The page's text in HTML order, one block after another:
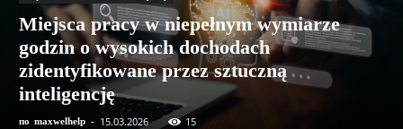
Miejsca pracy w niepełnym wymiarze
godzin o wysokich dochodach
zidentyfikowane przez sztuczną
inteligencję
по maxwelhelp - 15.03.2026 15